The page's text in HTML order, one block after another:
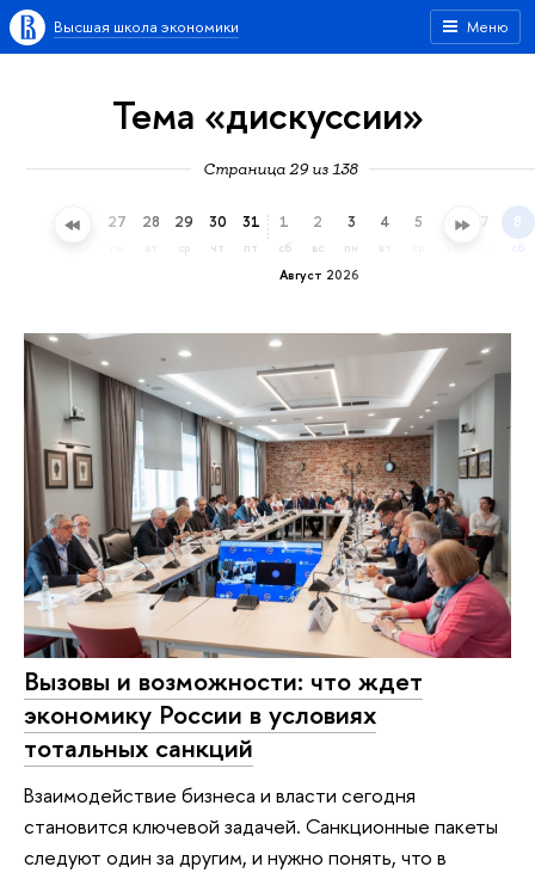
Меню
Высшая школа экономики
Тема «дискуссии»
Страница 29 из 138
26 27 28 29
ср
30
чт
31
пт
Август 2026
1
сб
2
вс
3
пн
4 5 6 7 8
сб
Вызовы и возможности: что ждет
экономику России в условиях
тотальных санкций
Взаимодействие бизнеса и власти сегодня
становится ключевой задачей. Санкционные пакеты
следуют один за другим, и нужно понять, что в